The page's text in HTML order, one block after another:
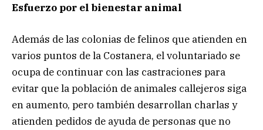
Esfuerzo por el bienestar animal
Además de las colonias de felinos que atienden en
varios puntos de la Costanera, el voluntariado se
ocupa de continuar con las castraciones para
evitar que la población de animales callejeros siga
en aumento, pero también desarrollan charlas y
atienden pedidos de ayuda de personas que no